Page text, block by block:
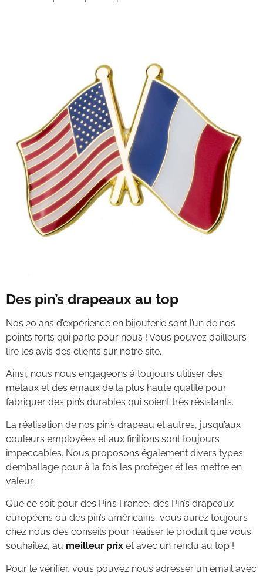
Des pin’s drapeaux au top
Nos 20 ans d’expérience en bijouterie sont l’un de nos
points forts qui parle pour nous ! Vous pouvez d’ailleurs
lire les avis des clients sur notre site.
Ainsi, nous nous engageons à toujours utiliser des
métaux et des émaux de la plus haute qualité pour
fabriquer des pin’s durables qui soient très résistants.
La réalisation de nos pin’s drapeau et autres, jusqu’aux
couleurs employées et aux finitions sont toujours
impeccables. Nous proposons également divers types
d’emballage pour à la fois les protéger et les mettre en
valeur.
Que ce soit pour des Pin’s France, des Pin’s drapeaux
européens ou des pin’s américains, vous aurez toujours
chez nous des conseils pour réaliser le produit que vous
souhaitez, au meilleur prix et avec un rendu au top !
Pour le vérifier, vous pouvez nous adresser un email avec